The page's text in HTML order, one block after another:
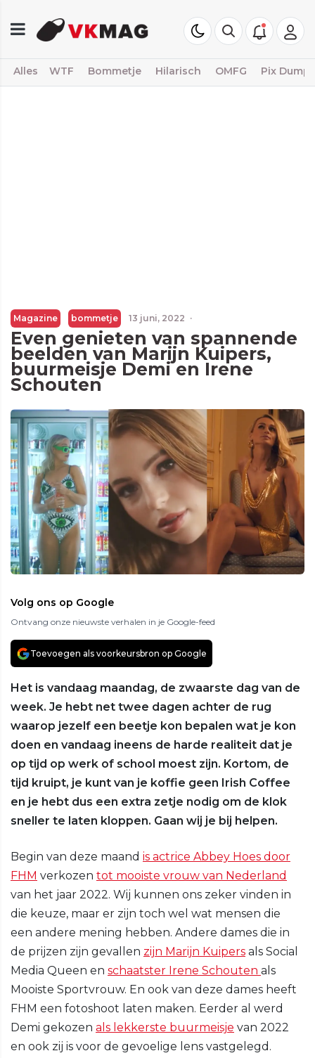
Alles WTF Bommetje Hilarisch OMFG Pix Dump
Magazine bommetje 13 juni, 2022 ·
Even genieten van spannende
beelden van Marijn Kuipers,
buurmeisje Demi en Irene
Schouten
Volg ons op Google
Ontvang onze nieuwste verhalen in je Google-feed
Toevoegen als voorkeursbron op Google
Het is vandaag maandag, de zwaarste dag van de
week. Je hebt net twee dagen achter de rug
waarop jezelf een beetje kon bepalen wat je kon
doen en vandaag ineens de harde realiteit dat je
op tijd op werk of school moest zijn. Kortom, de
tijd kruipt, je kunt van je koffie geen Irish Coffee
en je hebt dus een extra zetje nodig om de klok
sneller te laten kloppen. Gaan wij je bij helpen.
Begin van deze maand is actrice Abbey Hoes door
FHM verkozen tot mooiste vrouw van Nederland
van het jaar 2022. Wij kunnen ons zeker vinden in
die keuze, maar er zijn toch wel wat mensen die
een andere mening hebben. Andere dames die in
de prijzen zijn gevallen zijn Marijn Kuipers als Social
Media Queen en schaatster Irene Schouten als
Mooiste Sportvrouw. En ook van deze dames heeft
FHM een fotoshoot laten maken. Eerder al werd
Demi gekozen als lekkerste buurmeisje van 2022
en ook zij is voor de gevoelige lens vastgelegd.